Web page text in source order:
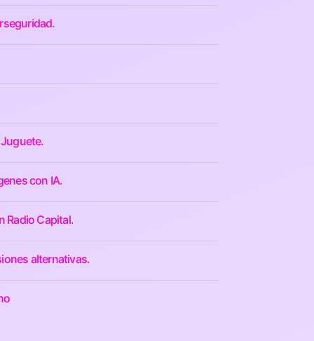
con IA.
Radio Capital.
alternativas.